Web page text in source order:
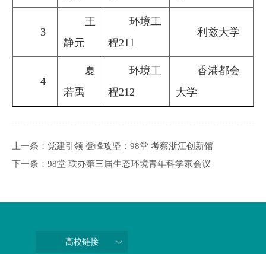
3
王
静元
环境工
程211
利兹大学
4
夏
若禹
环境工
程212
香港都会
大学
上一条： 党建引领 登峰攻坚：98堂 考察浙江创新馆
下一条： 98堂 联办第三届生态环境青年科学家会议
高校链接